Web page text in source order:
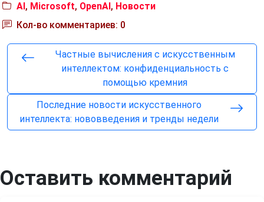
AI , Microsoft, OpenAI , Новости
Кол-во комментариев: 0
Частные вычисления с искусственным
интеллектом: конфиденциальность с
помощью кремния
Последние новости искусственного
интеллекта: нововведения и тренды недели
Оставить комментарий